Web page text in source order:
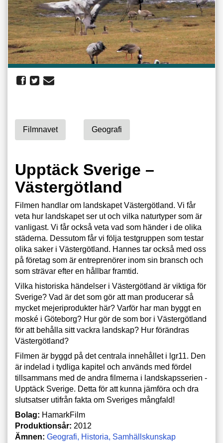
Filmnavet Geografi
Upptäck Sverige –
Västergötland
Filmen handlar om landskapet Västergötland. Vi får
veta hur landskapet ser ut och vilka naturtyper som är
vanligast. Vi får också veta vad som händer i de olika
städerna. Dessutom får vi följa testgruppen som testar
olika saker i Västergötland. Hannes tar också med oss
på företag som är entreprenörer inom sin bransch och
som strävar efter en hållbar framtid.
Vilka historiska händelser i Västergötland är viktiga för
Sverige? Vad är det som gör att man producerar så
mycket mejeriprodukter här? Varför har man byggt en
moské i Göteborg? Hur gör de som bor i Västergötland
för att behålla sitt vackra landskap? Hur förändras
Västergötland?
Filmen är byggd på det centrala innehållet i lgr11. Den
är indelad i tydliga kapitel och används med fördel
tillsammans med de andra filmerna i landskapsserien -
Upptäck Sverige. Detta för att kunna jämföra och dra
slutsatser utifrån fakta om Sveriges mångfald!
Bolag: HamarkFilm
Produktionsår: 2012
Ämnen: Geografi Historia Samhällskunskap